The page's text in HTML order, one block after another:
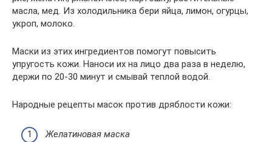
масла, мед. Из холодильника бери яйца, лимон, огурцы,
укроп, молоко.
Маски из этих ингредиентов помогут повысить
упругость кожи. Наноси их на лицо два раза в неделю,
держи по 20-30 минут и смывай теплой водой.
Народные рецепты масок против дряблости кожи:
Желатиновая маска